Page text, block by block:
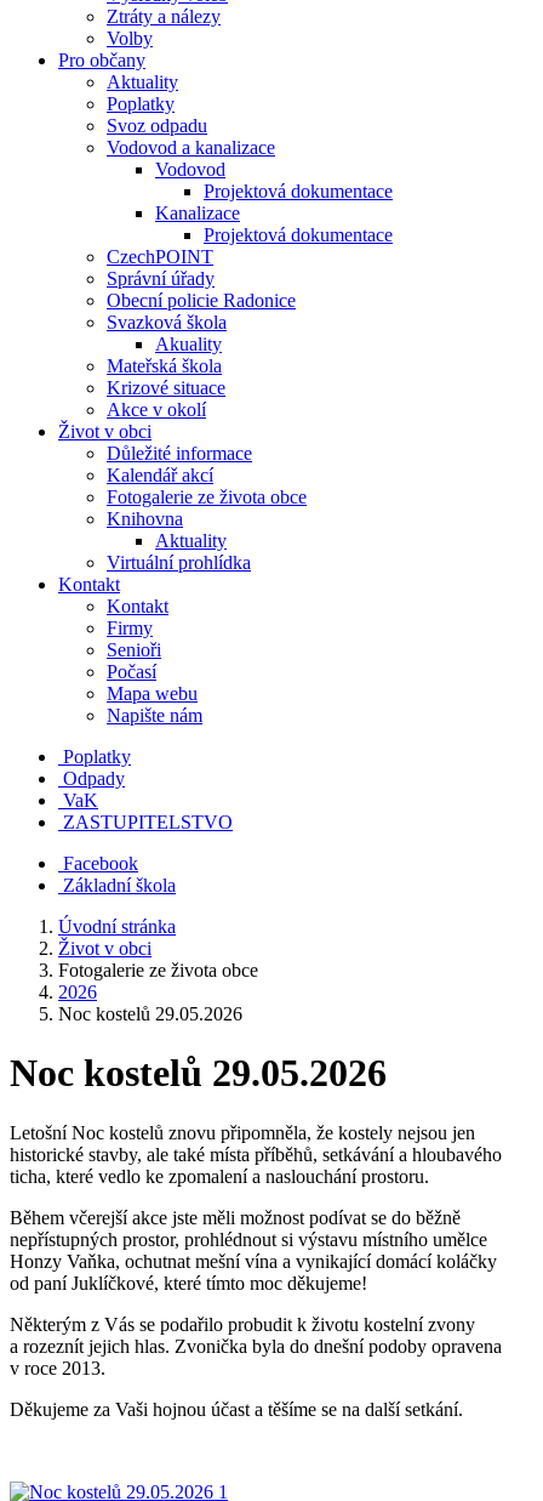
Ztráty a nálezy
Volby
Pro občany
Aktuality
Poplatky
Svoz odpadu
Vodovod a kanalizace
Vodovod
Projektová dokumentace
Kanalizace
Projektová dokumentace
CzechPOINT
Správní úřady
Obecní policie Radonice
Svazková škola
Akuality
Mateřská škola
Krizové situace
Akce v okolí
Život v obci
Důležité informace
Kalendář akcí
Fotogalerie ze života obce
Knihovna
Aktuality
Virtuální prohlídka
Kontakt
Kontakt
Firmy
Senioři
Počasí
Mapa webu
Napište nám
Poplatky
Odpady
VaK
ZASTUPITELSTVO
Facebook
Základní škola
Úvodní stránka
Život v obci
Fotogalerie ze života obce
2026
Noc kostelů 29.05.2026
Noc kostelů 29.05.2026
Letošní Noc kostelů znovu připomněla, že kostely nejsou jen
historické stavby, ale také místa příběhů, setkávání a hloubavého
ticha, které vedlo ke zpomalení a naslouchání prostoru.
Během včerejší akce jste měli možnost podívat se do běžně
nepřístupných prostor, prohlédnout si výstavu místního umělce
Honzy Vaňka, ochutnat mešní vína a vynikající domácí koláčky
od paní Juklíčkové, které tímto moc děkujeme!
Některým z Vás se podařilo probudit k životu kostelní zvony
a rozeznít jejich hlas. Zvonička byla do dnešní podoby opravena
v roce 2013.
Děkujeme za Vaši hojnou účast a těšíme se na další setkání.